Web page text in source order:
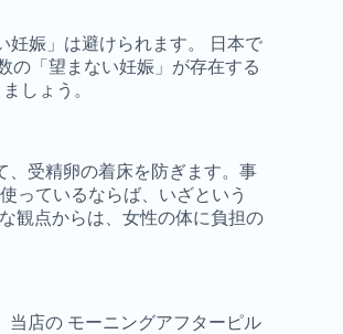
妊娠」は避けられます。 日本で
の「望まない妊娠」が存在する
しょう。
、受精卵の着床を防ぎます。事
っているならば、いざという
観点からは、女性の体に負担の
当店の モーニングアフターピル